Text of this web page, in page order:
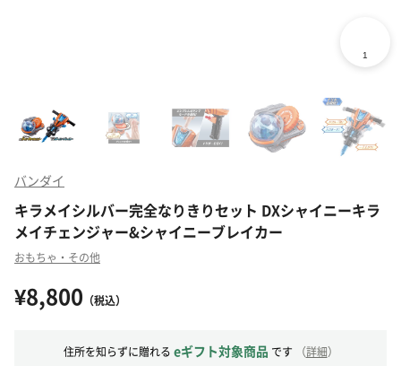
バンダイ
キラメイシルバー完全なりきりセット DXシャイニーキラ
メイチェンジャー&シャイニーブレイカー
おもちゃ・その他
¥8,800 （税込）
住所を知らずに贈れる eギフト対象商品 です （詳細）